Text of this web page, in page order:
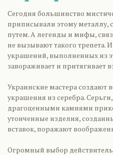
Сегодня большинство
приписывали этому металлу,
путем. А легенды и мифы,
не вызывают такого трепета.
украшений, выполненных из
завораживает и притягивает
Украинские мастера
украшения из серебра.
драгоценными камнями
утонченные изделия,
вставок, поражают
Огромный выбор